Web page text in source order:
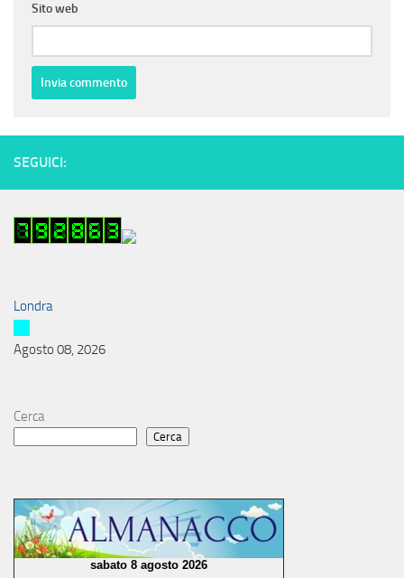
Sito web
SEGUICI:
Londra
Agosto 08, 2026
Cerca
Cerca